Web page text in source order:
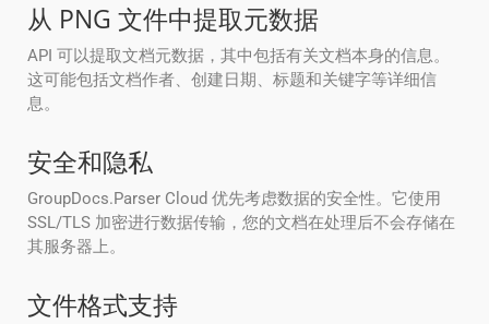
从 PNG 文件中提取元数据
API 可以提取文档元数据，其中包括有关文档本身的信息。
这可能包括文档作者、创建日期、标题和关键字等详细信
息。
安全和隐私
GroupDocs.Parser Cloud 优先考虑数据的安全性。它使用
SSL/TLS 加密进行数据传输，您的文档在处理后不会存储在
其服务器上。
文件格式支持